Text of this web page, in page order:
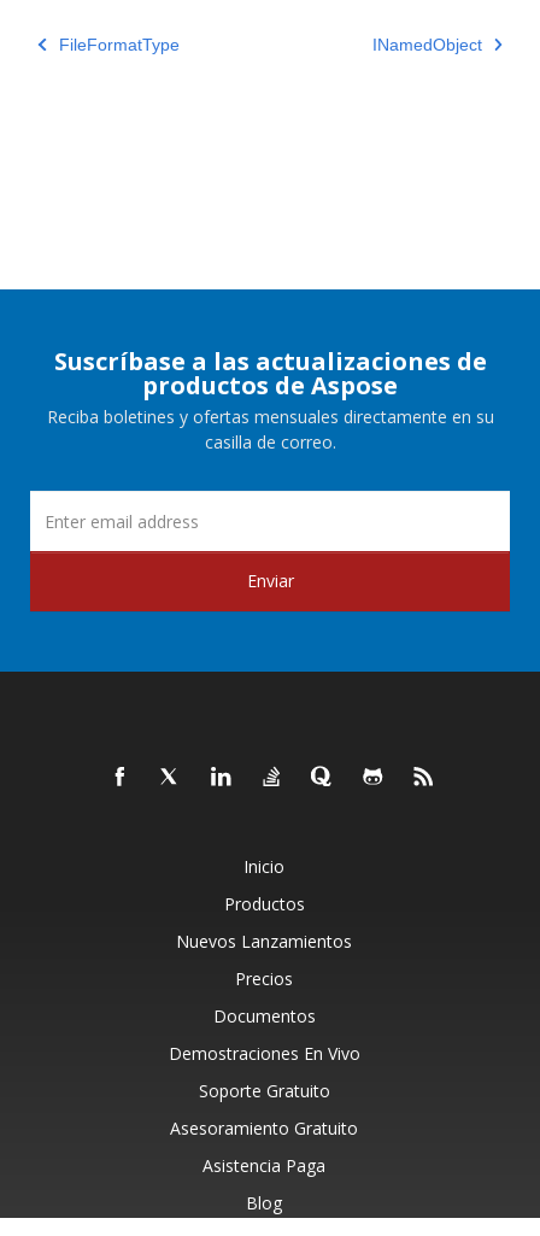
FileFormatType INamedObject
Suscríbase a las actualizaciones de
productos de Aspose
Reciba boletines y ofertas mensuales directamente en su
casilla de correo.
Enviar
Inicio
Productos
Nuevos Lanzamientos
Precios
Documentos
Demostraciones En Vivo
Soporte Gratuito
Asesoramiento Gratuito
Asistencia Paga
Blog